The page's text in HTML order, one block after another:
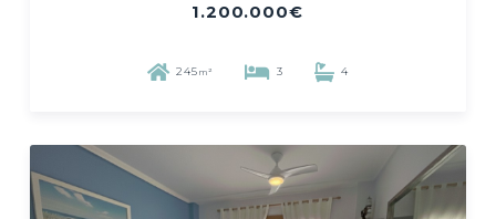
1.200.000€
245 m² 3 4